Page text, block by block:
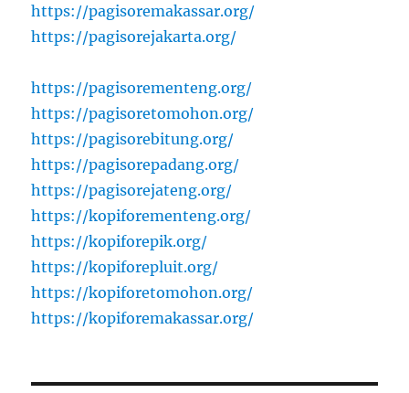
https://pagisoremakassar.org/
https://pagisorejakarta.org/
https://pagisorementeng.org/
https://pagisoretomohon.org/
https://pagisorebitung.org/
https://pagisorepadang.org/
https://pagisorejateng.org/
https://kopiforementeng.org/
https://kopiforepik.org/
https://kopiforepluit.org/
https://kopiforetomohon.org/
https://kopiforemakassar.org/